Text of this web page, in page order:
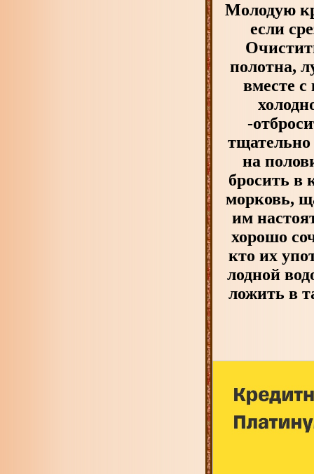
Молодую
если
полотна,
вместе
-
тщательно
на
бросить в
морковь,
им
хорошо
кто их
лодной
ложить в